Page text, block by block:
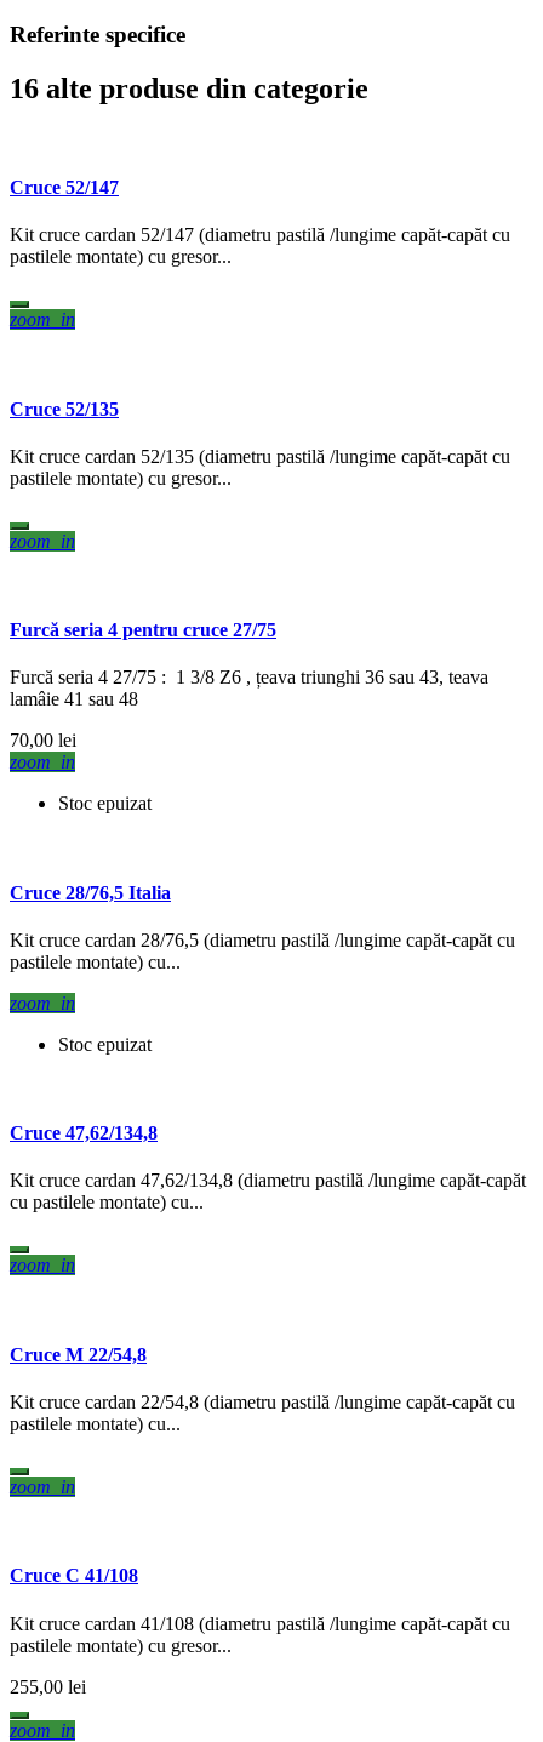
Referinte specifice
16 alte produse din categorie
Cruce 52/147
Kit cruce cardan 52/147 (diametru pastilă /lungime capăt-capăt cu
pastilele montate) cu gresor...
zoom_in
Cruce 52/135
Kit cruce cardan 52/135 (diametru pastilă /lungime capăt-capăt cu
pastilele montate) cu gresor...
zoom_in
Furcă seria 4 pentru cruce 27/75
Furcă seria 4 27/75 : 1 3/8 Z6 , țeava triunghi 36 sau 43, teava
lamâie 41 sau 48
70,00 lei
zoom_in
Stoc epuizat
Cruce 28/76,5 Italia
Kit cruce cardan 28/76,5 (diametru pastilă /lungime capăt-capăt cu
pastilele montate) cu...
zoom_in
Stoc epuizat
Cruce 47,62/134,8
Kit cruce cardan 47,62/134,8 (diametru pastilă /lungime capăt-capăt
cu pastilele montate) cu...
zoom_in
Cruce M 22/54,8
Kit cruce cardan 22/54,8 (diametru pastilă /lungime capăt-capăt cu
pastilele montate) cu...
zoom_in
Cruce C 41/108
Kit cruce cardan 41/108 (diametru pastilă /lungime capăt-capăt cu
pastilele montate) cu gresor...
255,00 lei
zoom_in